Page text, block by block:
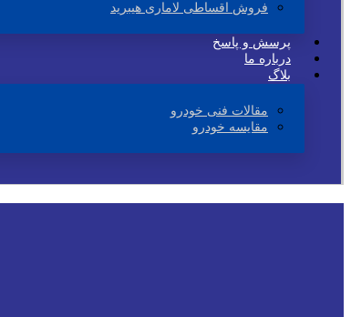
فروش اقساطی لاماری هیبرید
پرسش و پاسخ
درباره ما
بلاگ
مقالات فنی خودرو
مقایسه خودرو